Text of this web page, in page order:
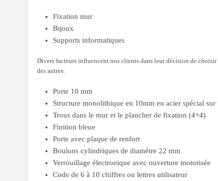
Fixation mur
Bijoux
Supports informatiques
Divers facteurs influencent nos clients dans leur décision de
des autres:
Porte 10 mm
Structure monolithique en 10mm en acier spécial sur
Trous dans le mur et le plancher de fixation (4+4)
Finition bleue
Porte avec plaque de renfort
Boulons cylindriques de diamètre 22 mm
Verrouillage électronique avec ouverture motorisée
Code de 6 à 10 chiffres ou lettres utilisateur